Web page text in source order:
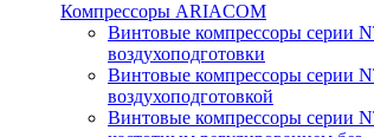
Компрессоры ARIACOM
Винтовые компрессоры серии
воздухоподготовки
Винтовые компрессоры серии
воздухоподготовкой
Винтовые компрессоры серии